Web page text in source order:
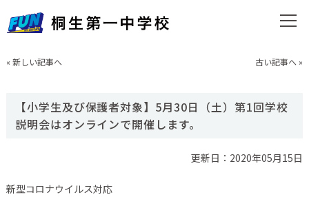
« 新しい記事へ 古い記事へ »
【小学生及び保護者対象】5月30日（土）第1回学校
説明会はオンラインで開催します。
更新日：2020年05月15日
新型コロナウイルス対応